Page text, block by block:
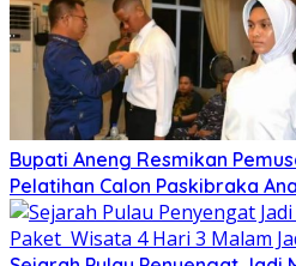
Bupati Aneng Resmikan
Pelatihan Calon Paskibraka